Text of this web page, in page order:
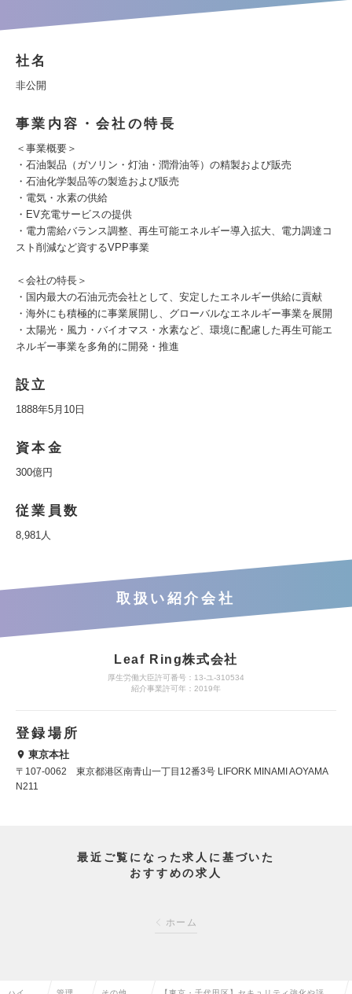
社名
非公開
事業内容・会社の特長
＜事業概要＞
・石油製品（ガソリン・灯油・潤滑油等）の精製および販売
・石油化学製品等の製造および販売
・電気・水素の供給
・EV充電サービスの提供
・電力需給バランス調整、再生可能エネルギー導入拡大、電力調達コ
スト削減など資するVPP事業
＜会社の特長＞
・国内最大の石油元売会社として、安定したエネルギー供給に貢献
・海外にも積極的に事業展開し、グローバルなエネルギー事業を展開
・太陽光・風力・バイオマス・水素など、環境に配慮した再生可能エ
ネルギー事業を多角的に開発・推進
設立
1888年5月10日
資本金
300億円
従業員数
8,981人
取扱い紹介会社
Leaf Ring株式会社
厚生労働大臣許可番号：13-ユ-310534
紹介事業許可年：2019年
登録場所
東京本社
〒107-0062 東京都港区南青山一丁目12番3号 LIFORK MINAMI AOYAMA
N211
最近ご覧になった求人に基づいた
おすすめの求人
ホーム